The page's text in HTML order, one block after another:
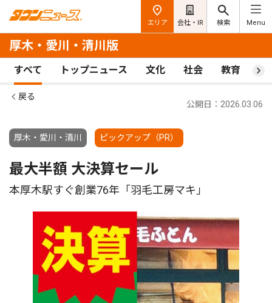
エリア 会社・IR 検索 Menu
厚木・愛川・清川版
すべて トップニュース 文化 社会 教育 ス
戻る
厚木・愛川・清川 ピックアップ（PR）
公開日：2026.03.06
最大半額 大決算セール
本厚木駅すぐ創業76年「羽毛工房マキ」